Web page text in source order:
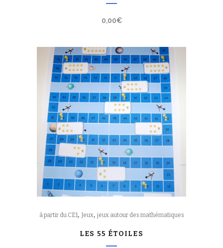
0,00€
à partir du CE1, Jeux, jeux autour des mathématiques
LES 55 ÉTOILES